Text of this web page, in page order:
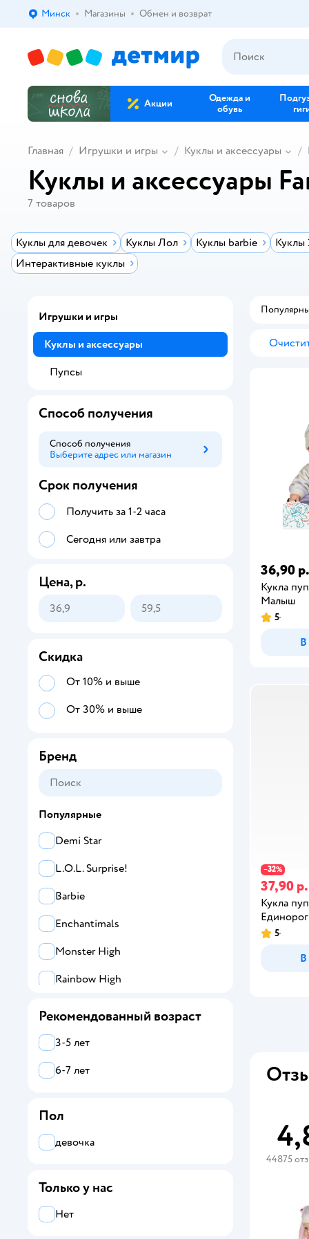
Выбор адреса доставки.
Минск Магазины Обмен и возврат
Акции
Одежда и
обувь
Главная Игрушки и игры Куклы и аксессуары
Куклы и аксессуары
7 товаров
Куклы для девочек Куклы Лол Куклы barbie Куклы
Интерактивные куклы
36,90 р.
Кукла
Малыш
5
В
−32%
37,90 р.
Кукла
Единорог
5
В
44875
Игрушки и игры
Куклы и аксессуары
Пупсы
Способ получения
Способ получения
Выберите адрес или магазин
Способ получения
Срок получения
Получить за 1-2 часа
Сегодня или завтра
Цена, р.
Скидка
От 10% и выше
От 30% и выше
Бренд
Популярные
Demi Star
L.O.L. Surprise!
Barbie
Enchantimals
Monster High
Rainbow High
Все
Fancy DOLLS
Рекомендованный возраст
3-5 лет
6-7 лет
Пол
девочка
Только у нас
Нет